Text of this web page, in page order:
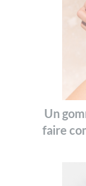
Un
faire